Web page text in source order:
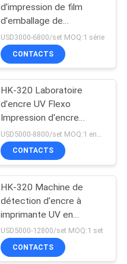
d'impression de film
d'emballage de
laboratoire à imprimante
à encre de gravure
USD3000-6800/set MOQ:1 série
CONTACTS
HK-320 Laboratoire
d'encre UV Flexo
Impression d'encre
flexographique
Proofreuse d'encre de
laboratoire Flexo
CONTACTS
HK-320 Machine de
détection d'encre à
imprimante UV en
laboratoire
USD5000-12800/set MOQ:1 set
CONTACTS